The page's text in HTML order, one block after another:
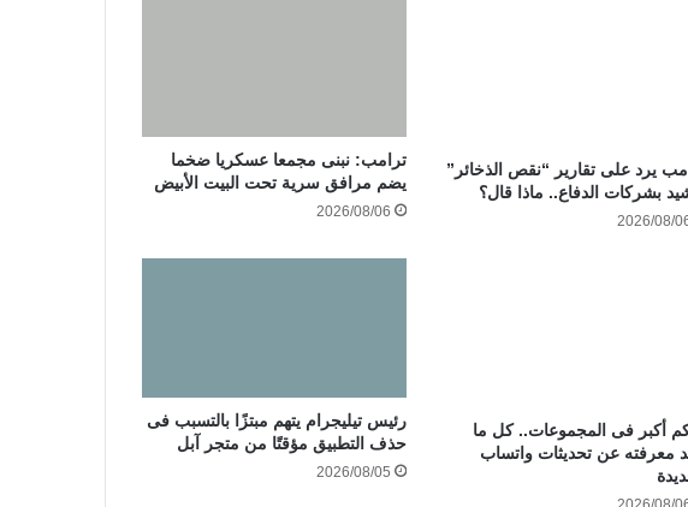
يرد على تقارير “نقص الذخائر”
بشركات الدفاع.. ماذا قال؟
2026/08/
ترامب: نبنى مجمعا عسكريا ضخما
يضم مرافق سرية تحت البيت الأبيض
2026/08/06
أكبر فى المجموعات.. كل ما
معرفته عن تحديثات واتساب
رئيس تيليجرام يتهم مبتزًا بالتسبب فى
حذف التطبيق مؤقتًا من متجر آبل
2026/08/05